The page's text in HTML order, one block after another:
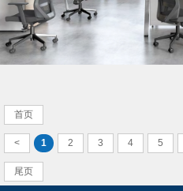
首页
< 1 2 3 4 5
尾页